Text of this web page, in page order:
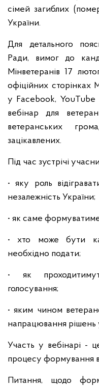
сімей загиблих
України.
Для детального
Ради, вимог до
Мінветеранів 17
офіційних сторінках
у Facebook, YouTube
вебінар для
ветеранських
зацікавлених.
Під час зустрічі
• яку роль
незалежність України;
• як саме
• хто може бути
необхідно подати;
• як
голосування;
• яким чином
напрацювання рішень
Участь у вебінарі -
процесу формування
Питання, щодо